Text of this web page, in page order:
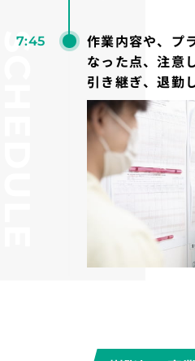
7:45
作業内容や、プ
なった点、注意
引き継ぎ、退勤